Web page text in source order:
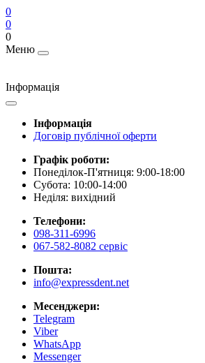
0
0
0
Меню
Інформація
Інформація
Договір публічної оферти
Графік роботи:
Понеділок-П'ятниця: 9:00-18:00
Субота: 10:00-14:00
Неділя: вихідний
Телефони:
098-311-6996
067-582-8082 сервіс
Пошта:
info@expressdent.net
Месенджери:
Telegram
Viber
WhatsApp
Messenger